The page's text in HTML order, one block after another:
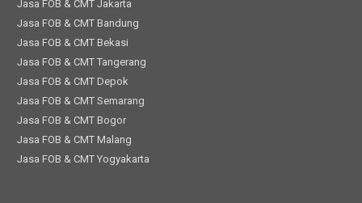
Jasa FOB & CMT Jakarta
Jasa FOB & CMT Bandung
Jasa FOB & CMT Bekasi
Jasa FOB & CMT Tangerang
Jasa FOB & CMT Depok
Jasa FOB & CMT Semarang
Jasa FOB & CMT Bogor
Jasa FOB & CMT Malang
Jasa FOB & CMT Yogyakarta